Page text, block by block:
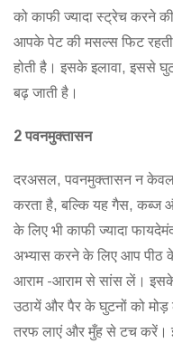
को काफी ज्यादा स्ट्रेच करने
आपके पेट की मसल्स फिट रहती
होती है। इसके इलावा, इससे
बढ़ जाती है।
2 पवनमुक्तासन
दरअसल, पवनमुक्तासन न केवल
करता है, बल्कि यह गैस, कब्ज
के लिए भी काफी ज्यादा
अभ्यास करने के लिए आप पीठ
आराम -आराम से सांस लें।
उठायें और पैर के घुटनों को
तरफ लाएं और मुँह से टच करें।